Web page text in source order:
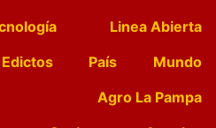
Linea Abierta
Edictos País
Mundo
Agro La Pampa